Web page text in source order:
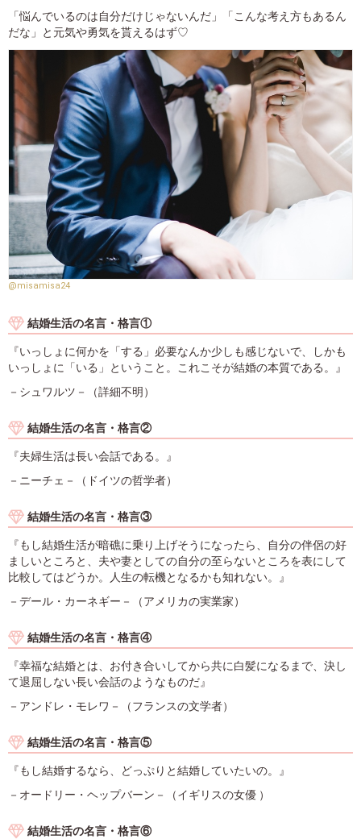
「悩んでいるのは自分だけじゃないんだ」「こんな考え方もあるん
だな」と元気や勇気を貰えるはず♡
@misamisa24
結婚生活の名言・格言①
『いっしょに何かを「する」必要なんか少しも感じないで、しかも
いっしょに「いる」ということ。これこそが結婚の本質である。』
－シュワルツ－（詳細不明）
結婚生活の名言・格言②
『夫婦生活は長い会話である。』
－ニーチェ－（ドイツの哲学者）
結婚生活の名言・格言③
『もし結婚生活が暗礁に乗り上げそうになったら、自分の伴侶の好
ましいところと、夫や妻としての自分の至らないところを表にして
比較してはどうか。人生の転機となるかも知れない。』
－デール・カーネギー－（アメリカの実業家）
結婚生活の名言・格言④
『幸福な結婚とは、お付き合いしてから共に白髪になるまで、決し
て退屈しない長い会話のようなものだ』
－アンドレ・モレワ－（フランスの文学者）
結婚生活の名言・格言⑤
『もし結婚するなら、どっぷりと結婚していたいの。』
－オードリー・ヘップバーン－（イギリスの女優 ）
結婚生活の名言・格言⑥